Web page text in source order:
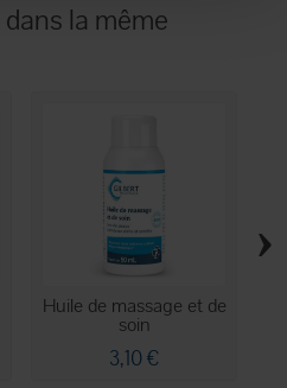
la même
Huile de massage et de
soin
3,10 €
›